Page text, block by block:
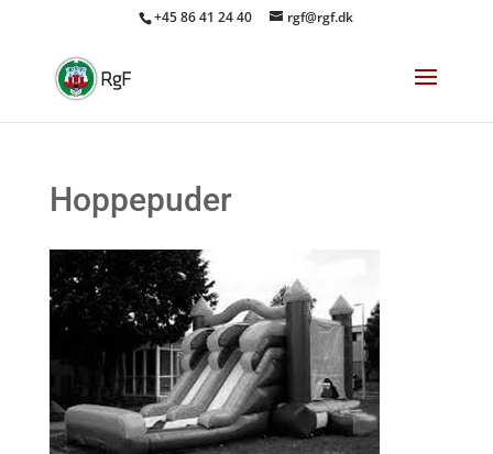
+45 86 41 24 40 rgf@rgf.dk
Hoppepuder